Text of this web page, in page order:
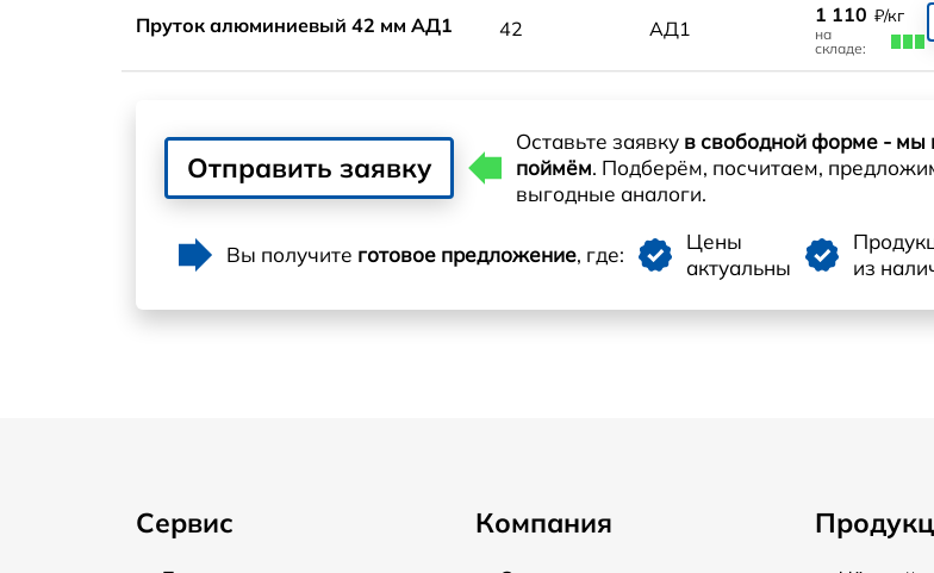
Пруток алюминиевый 42 мм АД1 42 АД1
1 110 ₽/кг
на
складе:
Отправить заявку
Оставьте заявку в свободной форме - мы
поймём. Подберём, посчитаем,
выгодные аналоги.
Вы получите готовое предложение, где:
Цены
актуальны
из
Сервис Компания